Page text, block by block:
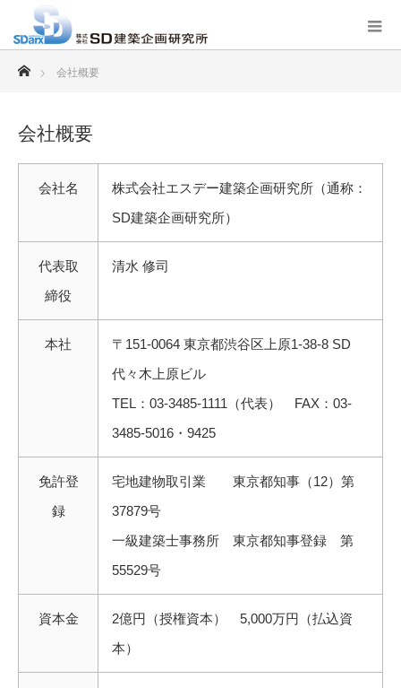
ホーム
会社概要
会社概要
会社名
株式会社エスデー建築企画研究所（通称：
SD建築企画研究所）
代表取
締役
清水 修司
本社
〒151-0064 東京都渋谷区上原1-38-8 SD
代々木上原ビル
TEL：03-3485-1111（代表） FAX：03-
3485-5016・9425
免許登
録
宅地建物取引業 東京都知事（12）第
37879号
一級建築士事務所 東京都知事登録 第
55529号
資本金
2億円（授権資本） 5,000万円（払込資
本）